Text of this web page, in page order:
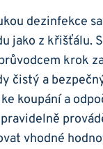
dezinfekce
jako z křišťálu.
krok
čistý a
koupání a
vhodné